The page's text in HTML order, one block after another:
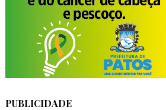
PUBLICIDADE